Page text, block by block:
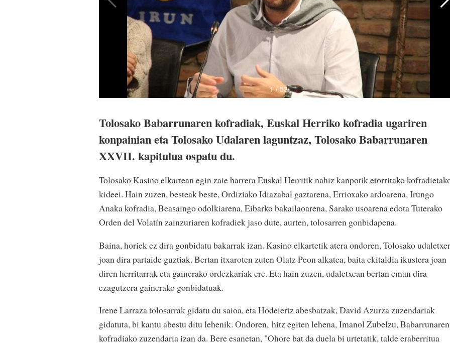
Tolosako Babarrunaren kofradiak, Euskal Herriko kofradia ugariren
konpainian eta Tolosako Udalaren laguntzaz, Tolosako Babarrunaren
XXVII. kapitulua ospatu du.
Tolosako Kasino elkartean egin zaie harrera Euskal Herritik nahiz kanpotik etorritako
kideei. Hain zuzen, besteak beste, Ordiziako Idiazabal gaztarena, Errioxako ardoarena, Irungo
Anaka kofradia, Beasaingo odolkiarena, Eibarko bakailaoarena, Sarako usoarena edota Tuterako
Orden del Volatín zainzuriaren kofradiek jaso dute, aurten, tolosarren gonbidapena.
Baina, horiek ez dira gonbidatu bakarrak izan. Kasino elkartetik atera ondoren, Tolosako
joan dira partaide guztiak. Bertan itxaroten zuten Olatz Peon alkatea, baita ekitaldia ikustera joan
diren herritarrak eta gainerako ordezkariak ere. Eta hain zuzen, udaletxean bertan eman dira
ezagutzera gainerako gonbidatuak.
Irene Larraza tolosarrak gidatu du saioa, eta Hodeiertz abesbatzak, David Azurza zuzendariak
gidatuta, bi kantu abestu ditu lehenik. Ondoren, hitz egiten lehena, Imanol Zubelzu, Babarrunaren
kofradiako zuzendaria izan da. Bere esanetan, "Ohore bat da duela bi urtetatik, talde eraberritua